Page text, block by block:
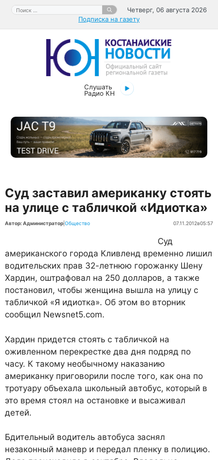
Перейти
содержимому
Поиск:
Четверг, 06 августа 2026
Подписка на газету
Слушать
Радио КН
Суд заставил американку стоять
на улице с табличкой «Идиотка»
Автор: Администратор Общество 07.11.2012в05:57
Суд
американского города Кливленд временно лишил
водительских прав 32-летнюю горожанку Шену
Хардин, оштрафовал на 250 долларов, а также
постановил, чтобы женщина вышла на улицу с
табличкой «Я идиотка». Об этом во вторник
сообщил Newsnet5.com.
Хардин придется стоять с табличкой на
оживленном перекрестке два дня подряд по
часу. К такому необычному наказанию
американку приговорили после того, как она по
тротуару объехала школьный автобус, который в
это время стоял на остановке и высаживал
детей.
Бдительный водитель автобуса заснял
незаконный маневр и передал пленку в полицию.